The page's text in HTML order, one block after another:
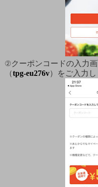
②クーポンコードの入力
（tpg-eu276v）をご入力し